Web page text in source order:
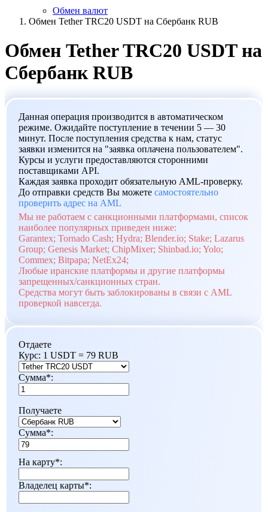
Обмен валют
Обмен Tether TRC20 USDT на Сбербанк RUB
Обмен Tether TRC20 USDT на
Сбербанк RUB
Данная операция производится в автоматическом
режиме. Ожидайте поступление в течении 5 — 30
минут. После поступления средства к нам, статус
заявки изменится на "заявка оплачена пользователем".
Курсы и услуги предоставляются сторонними
поставщиками API.
Каждая заявка проходит обязательную AML-проверку.
До отправки средств Вы можете самостоятельно
проверить адрес на AML
Мы не работаем с санкционными платформами, список
наиболее популярных приведен ниже:
Garantex; Tornado Cash; Hydra; Blender.io; Stake; Lazarus
Group; Genesis Market; ChipMixer; Shinbad.io; Yolo;
Commex; Bitpapa; NetEx24;
Любые иранские платформы и другие платформы
запрещенных/санкционных стран.
Средства могут быть заблокированы в связи с AML
проверкой навсегда.
Отдаете
Курс: 1 USDT = 79 RUB
Сумма*:
Получаете
Сумма*:
На карту*:
Владелец карты*: